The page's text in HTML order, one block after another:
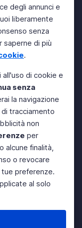
degli annunci e
liberamente
senza
saperne di più
.
all'uso di cookie e
senza
la navigazione
tracciamento
non
per
alcune finalità,
o revocare
preferenze.
al solo